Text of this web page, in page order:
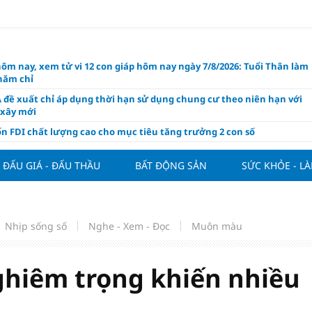
nay, xem tử vi 12 con giáp hôm nay ngày 7/8/2026: Tuổi Thân làm
chỉ
đề xuất chỉ áp dụng thời hạn sử dụng chung cư theo niên hạn với
mới
FDI chất lượng cao cho mục tiêu tăng trưởng 2 con số
nào để Việt Nam hiện thực hóa mục tiêu tăng trưởng 10%?
cứu tính tiền gửi Kho bạc vào nguồn vốn huy động của ngân hàng
hôm nay 6/8: "Nhảy vọt" sau một đêm
của Hoàng Hên
đưa kim cương vào ngành nghề kinh doanh có điều kiện như vàng
ĐẤU GIÁ - ĐẤU THẦU BẤT ĐỘNG SẢN SỨC KHỎE -
Nhịp sống số Nghe - Xem - Đọc Muôn màu
trọng khiến nhiều